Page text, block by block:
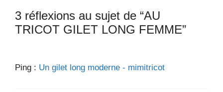
3 réflexions au sujet de “AU
TRICOT GILET LONG FEMME”
Ping : Un gilet long moderne - mimitricot